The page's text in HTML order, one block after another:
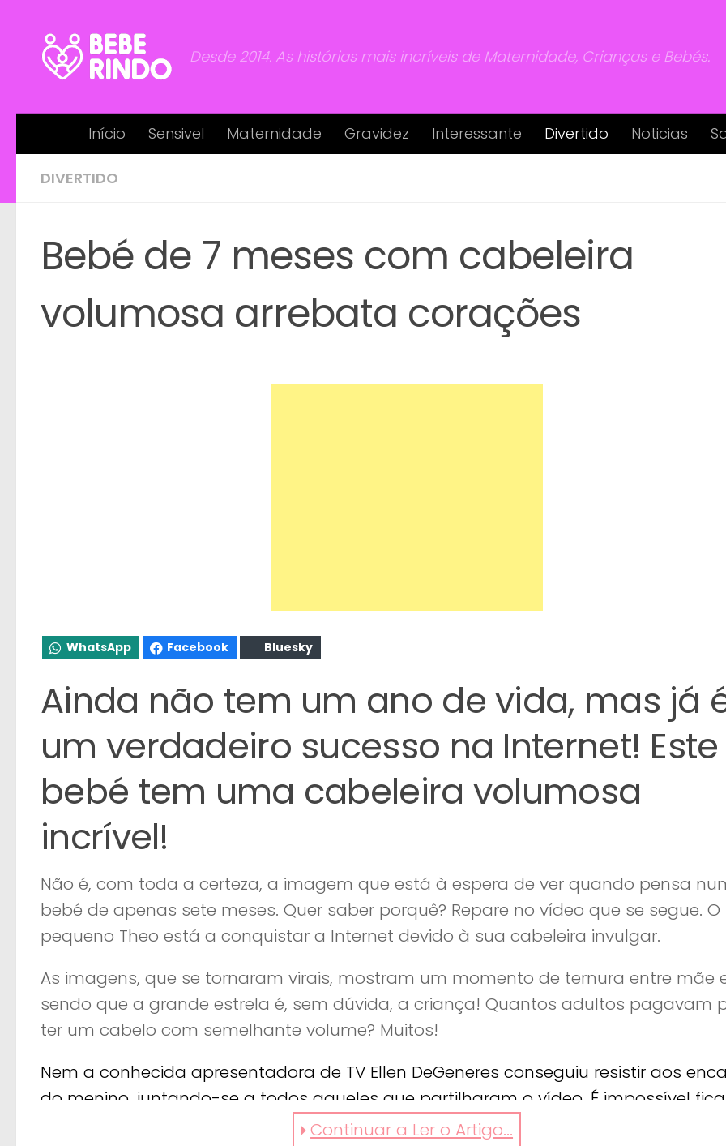
Desde 2014. As histórias mais incríveis de Maternidade, Crianças e Bebés.
Início Sensivel Maternidade Gravidez Interessante Divertido Noticias
DIVERTIDO
Bebé de 7 meses com cabeleira
volumosa arrebata corações
WhatsApp Facebook Bluesky
Ainda não tem um ano de vida, mas já
um verdadeiro sucesso na Internet! Este
bebé tem uma cabeleira volumosa
incrível!
Não é, com toda a certeza, a imagem que está à espera de ver quando pensa
bebé de apenas sete meses. Quer saber porquê? Repare no vídeo que se segue. O
pequeno Theo está a conquistar a Internet devido à sua cabeleira invulgar.
As imagens, que se tornaram virais, mostram um momento de ternura entre mãe
sendo que a grande estrela é, sem dúvida, a criança! Quantos adultos pagavam
ter um cabelo com semelhante volume? Muitos!
Nem a conhecida apresentadora de TV Ellen DeGeneres conseguiu resistir aos
do menino, juntando-se a todos aqueles que partilharam o vídeo. É impossível
Continuar a Ler o Artigo...